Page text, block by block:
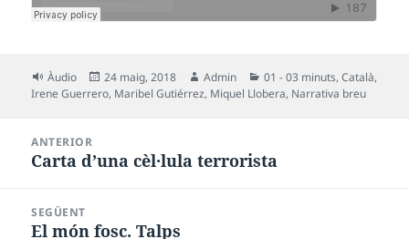
Format
Àudio
Publicat
el
24 maig, 2018 Autor
Admin Categories
01 - 03 minuts,Català,
Irene Guerrero, Maribel Gutiérrez, Miquel Llobera, Narrativa breu
d'entrades
ANTERIOR
Entrada
Carta d’una cèl·lula terrorista
SEGÜENT
Entrada
El món fosc. Talps